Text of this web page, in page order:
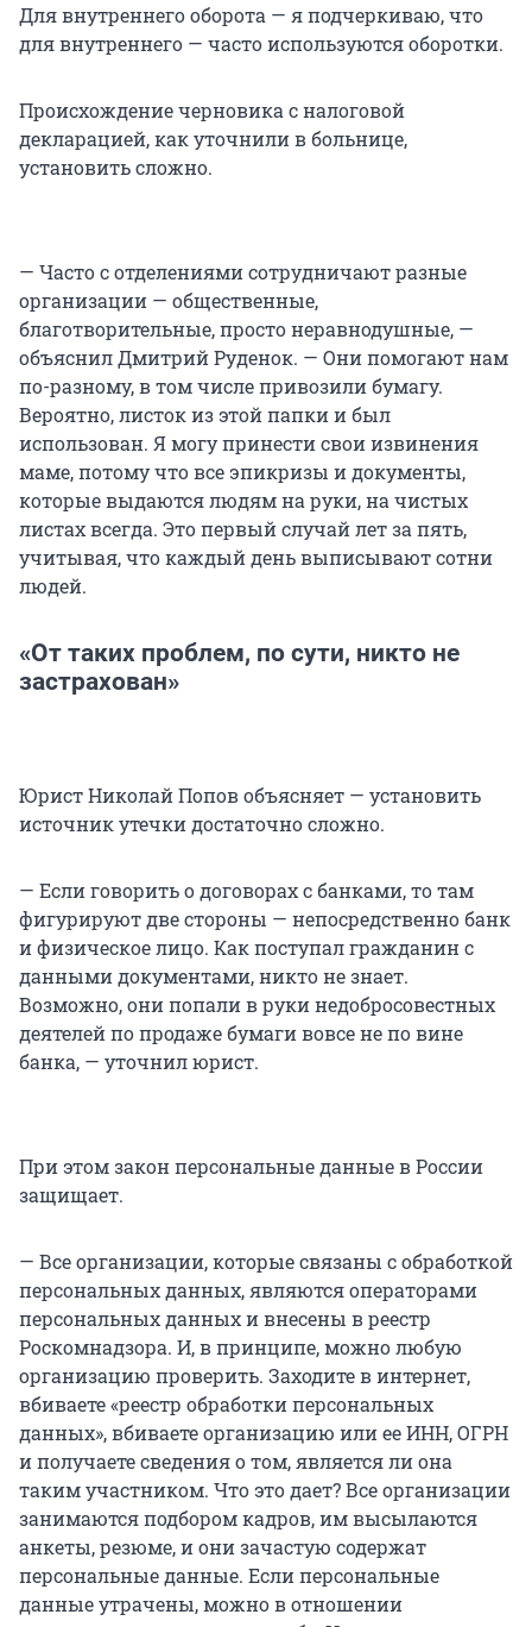
Для внутреннего оборота — я подчеркиваю, что
для внутреннего — часто используются оборотки.
Происхождение черновика с налоговой
декларацией, как уточнили в больнице,
установить сложно.
— Часто с отделениями сотрудничают разные
организации — общественные,
благотворительные, просто неравнодушные, —
объяснил Дмитрий Руденок. — Они помогают нам
по-разному, в том числе привозили бумагу.
Вероятно, листок из этой папки и был
использован. Я могу принести свои извинения
маме, потому что все эпикризы и документы,
которые выдаются людям на руки, на чистых
листах всегда. Это первый случай лет за пять,
учитывая, что каждый день выписывают сотни
людей.
«От таких проблем, по сути, никто не
застрахован»
Юрист Николай Попов объясняет — установить
источник утечки достаточно сложно.
— Если говорить о договорах с банками, то там
фигурируют две стороны — непосредственно банк
и физическое лицо. Как поступал гражданин с
данными документами, никто не знает.
Возможно, они попали в руки недобросовестных
деятелей по продаже бумаги вовсе не по вине
банка, — уточнил юрист.
При этом закон персональные данные в России
защищает.
— Все организации, которые связаны с обработкой
персональных данных, являются операторами
персональных данных и внесены в реестр
Роскомнадзора. И, в принципе, можно любую
организацию проверить. Заходите в интернет,
вбиваете «реестр обработки персональных
данных», вбиваете организацию или ее ИНН, ОГРН
и получаете сведения о том, является ли она
таким участником. Что это дает? Все организации
занимаются подбором кадров, им высылаются
анкеты, резюме, и они зачастую содержат
персональные данные. Если персональные
данные утрачены, можно в отношении